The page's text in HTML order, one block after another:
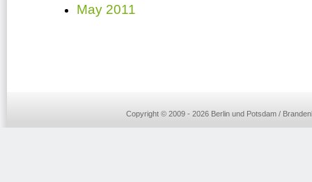
May 2011
Copyright © 2009 - 2026 Berlin und Potsdam /